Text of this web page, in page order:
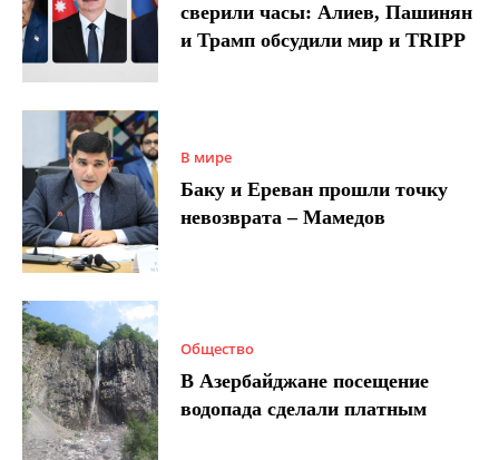
сверили часы: Алиев, Пашинян
и Трамп обсудили мир и TRIPP
В мире
Баку и Ереван прошли точку
невозврата – Мамедов
Общество
В Азербайджане посещение
водопада сделали платным